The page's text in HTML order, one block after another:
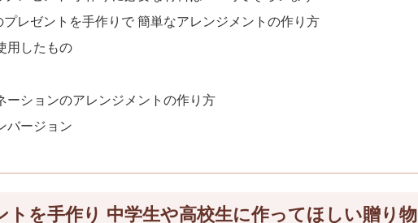
プレゼントを手作りで 簡単なアレンジメントの作り方
用したもの
ーションのアレンジメントの作り方
バージョン
トを手作り 中学生や高校生に作ってほしい贈り物